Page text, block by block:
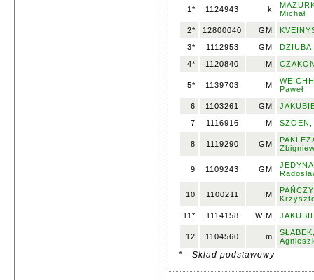
1* 1124943 k
Michał
2*
12800040 GM
3*
1112953 GM
4*
1120840 IM
5* 1139703 IM
Paweł
6
1103261 GM
7
1116916 IM
8 1119290 GM
9 1109243 GM
10 1100211 IM
11*
1114158 WIM
12 1104560 m
* - Skład podstawowy